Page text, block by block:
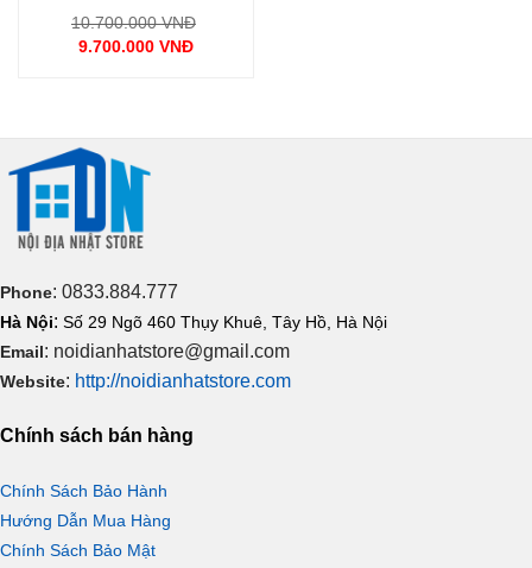
10.700.000VNĐ
9.700.000 VNĐ
Phone: 0833.884.777
Hà Nội: Số 29 Ngõ 460 Thụy Khuê, Tây Hồ, Hà Nội
Email: noidianhatstore@gmail.com
Website: http://noidianhatstore.com
Chính sách bán hàng
Chính Sách Bảo Hành
Hướng Dẫn Mua Hàng
Chính Sách Bảo Mật